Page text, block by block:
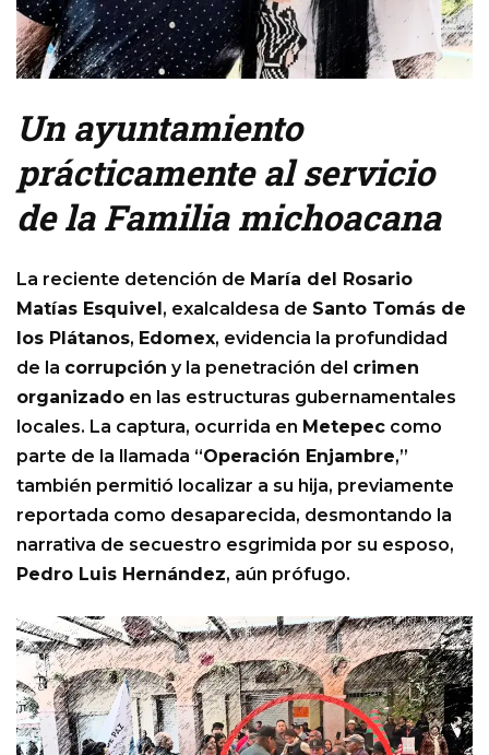
Un ayuntamiento
prácticamente al servicio
de la Familia michoacana
La reciente detención de María del Rosario
Matías Esquivel, exalcaldesa de Santo Tomás de
los Plátanos, Edomex, evidencia la profundidad
de la corrupción y la penetración del crimen
organizado en las estructuras gubernamentales
locales. La captura, ocurrida en Metepec como
parte de la llamada “Operación Enjambre,”
también permitió localizar a su hija, previamente
reportada como desaparecida, desmontando la
narrativa de secuestro esgrimida por su esposo,
Pedro Luis Hernández, aún prófugo.